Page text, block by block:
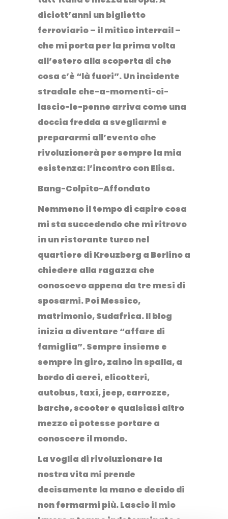
diciott’anni un biglietto
ferroviario – il mitico interrail –
che mi porta per la prima volta
all’estero alla scoperta di che
cosa c’è “là fuori”. Un incidente
stradale che-a-momenti-ci-
lascio-le-penne arriva come una
doccia fredda a svegliarmi e
prepararmi all’evento che
rivoluzionerà per sempre la mia
esistenza: l’incontro con Elisa.
Bang-Colpito-Affondato
Nemmeno il tempo di capire cosa
mi sta succedendo che mi ritrovo
in un ristorante turco nel
quartiere di Kreuzberg a Berlino a
chiedere alla ragazza che
conoscevo appena da tre mesi di
sposarmi.Poi Messico,
matrimonio, Sudafrica. Il blog
inizia a diventare “affare di
famiglia”.Sempre insieme e
sempre in giro,zaino in spalla, a
bordo di aerei, elicotteri,
autobus, taxi, jeep, carrozze,
barche, scooter e qualsiasi altro
mezzo ci potesse portare a
conoscere il mondo.
La voglia di rivoluzionare la
nostra vita mi prende
decisamente la mano e decido di
non fermarmi più. Lascio il mio